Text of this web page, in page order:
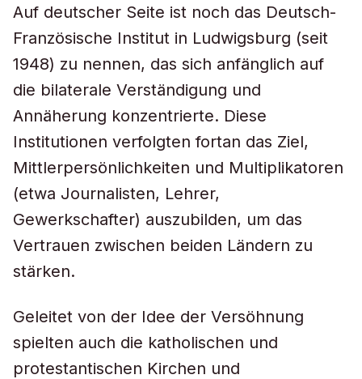
Auf deutscher Seite ist noch das Deutsch-
Französische Institut in Ludwigsburg (seit
1948) zu nennen, das sich anfänglich auf
die bilaterale Verständigung und
Annäherung konzentrierte. Diese
Institutionen verfolgten fortan das Ziel,
Mittlerpersönlichkeiten und Multiplikatoren
(etwa Journalisten, Lehrer,
Gewerkschafter) auszubilden, um das
Vertrauen zwischen beiden Ländern zu
stärken.
Geleitet von der Idee der Versöhnung
spielten auch die katholischen und
protestantischen Kirchen und